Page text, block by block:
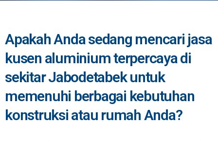
Apakah Anda sedang mencari jasa
kusen aluminium terpercaya di
sekitar Jabodetabek untuk
memenuhi berbagai kebutuhan
konstruksi atau rumah Anda?